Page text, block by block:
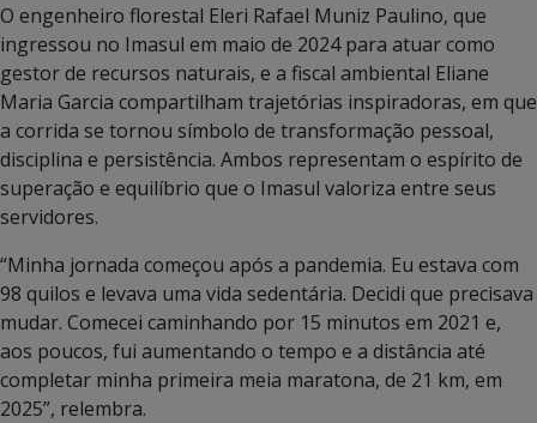
O engenheiro florestal Eleri Rafael Muniz Paulino, que
ingressou no Imasul em maio de 2024 para atuar como
gestor de recursos naturais, e a fiscal ambiental Eliane
Maria Garcia compartilham trajetórias inspiradoras, em que
a corrida se tornou símbolo de transformação pessoal,
disciplina e persistência. Ambos representam o espírito de
superação e equilíbrio que o Imasul valoriza entre seus
servidores.
“Minha jornada começou após a pandemia. Eu estava com
98 quilos e levava uma vida sedentária. Decidi que precisava
mudar. Comecei caminhando por 15 minutos em 2021 e,
aos poucos, fui aumentando o tempo e a distância até
completar minha primeira meia maratona, de 21 km, em
2025”, relembra.